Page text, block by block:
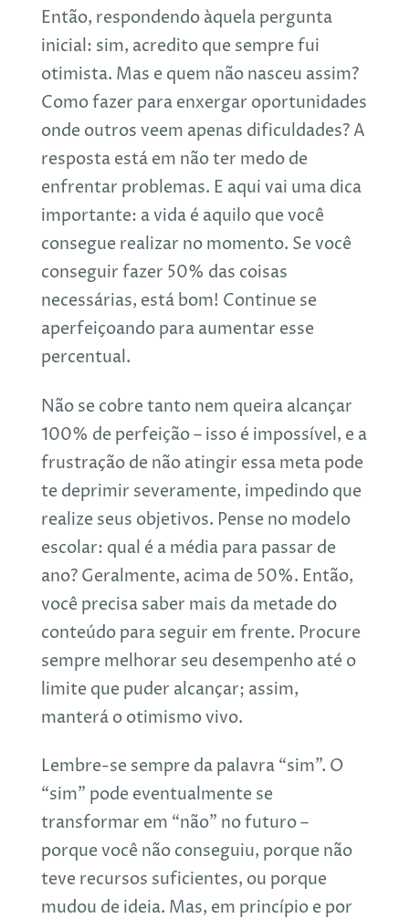
Então, respondendo àquela pergunta
inicial: sim, acredito que sempre fui
otimista. Mas e quem não nasceu assim?
Como fazer para enxergar oportunidades
onde outros veem apenas dificuldades? A
resposta está em não ter medo de
enfrentar problemas. E aqui vai uma dica
importante: a vida é aquilo que você
consegue realizar no momento. Se você
conseguir fazer 50% das coisas
necessárias, está bom! Continue se
aperfeiçoando para aumentar esse
percentual.
Não se cobre tanto nem queira alcançar
100% de perfeição – isso é impossível, e a
frustração de não atingir essa meta pode
te deprimir severamente, impedindo que
realize seus objetivos. Pense no modelo
escolar: qual é a média para passar de
ano? Geralmente, acima de 50%. Então,
você precisa saber mais da metade do
conteúdo para seguir em frente. Procure
sempre melhorar seu desempenho até o
limite que puder alcançar; assim,
manterá o otimismo vivo.
Lembre-se sempre da palavra “sim”. O
“sim” pode eventualmente se
transformar em “não” no futuro –
porque você não conseguiu, porque não
teve recursos suficientes, ou porque
mudou de ideia. Mas, em princípio e por